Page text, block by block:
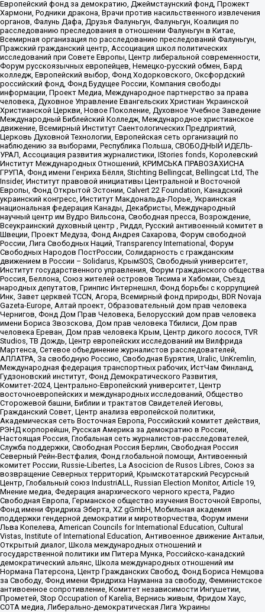
Европейский фонд за демократию, Джеймстаунский фонд, Прожект
Хармони, Родники дракона, Врачи против насильственного извлечения
органов, Фалунь Дафа, Друзья Фалуньгун, Фалуньгун, Коалиция по
расследованию преследования в отношении Фалуньгун в Китае,
Всемирная организация по расследованию преследований Фалуньгун,
Пражский гражданский центр, Ассоциация школ политических
исследований при Совете Европы, Центр либеральной современности,
Форум русскоязычных европейцев, Немецко-русский обмен, Бард
колледж, Европейский выбор, Фонд Ходорковского, Оксфордский
российский фонд, Фонд Будущее России, Компания свободы
информации, Проект Медиа, Международное партнерство за права
человека, Духовное Управление Евангельских Христиан Украинской
Христианской Церкви, Новое Поколение, Духовное Учебное Заведение
Международный Библейский Колледж, Международное христианское
движение, Всемирный Институт Саентологических Предприятий,
Церковь Духовной Технологии, Европейская сеть организаций по
наблюдению за выборами, Республика Польша, СВОБОДНЫЙ ИДЕЛЬ-
УРАЛ, Ассоциация развития журналистики, IStories fonds, Королевский
Институт Международных Отношений, КРИМСЬКА ПРАВОЗАХИСНА
ГРУПА, Фонд имени Генриха Бёлля, Stichting Bellingcat, Bellingcat Ltd, The
Insider, Институт правовой инициативы Центральной и Восточной
Европы, Фонд Открытой Эстонии, Calvert 22 Foundation, Канадский
украинский конгресс, Институт Макдональда-Лорье, Украинская
национальная федерация Канады, Декабристы, Международный
научный центр им Вудро Вильсона, Свободная пресса, Возрождение,
Всеукраинский духовный центр , Риддл, Русский антивоенный комитет в
Швеции, Проект Медуза, Фонд Андрея Сахарова, Форум свободной
России, Лига Свободных Наций, Transparеncy International, Форум
Свободных Народов ПостРоссии, Солидарность с гражданским
движением в России – Solidarus, КрымSOS, Свободный университет,
Институт государственного управления, Форум гражданского общества
Россия, Беллона, Союз жителей островов Тисима и Хабомаи, Съезд
народных депутатов, Гринпис Интернешнл, Фонд борьбы с коррупцией
Инк, Завет церквей TCCN, Агора, Всемирный фонд природы, BDR Novaja
Gazeta-Europe, Алтай проект, Образовательный дом прав человека
Чернигов, Фонд Дом Прав Человека, Белорусский дом прав человека
имени Бориса Звозскова, Дом прав человека Тбилиси, Дом прав
человека Ереван, Дом прав человека Крым, Центр дикого лосося, TVR
Studios, ТВ Дождь, Центр европейских исследований им Вилфрида
Мартенса, Сетевое объединение журналистов расследователей,
АЛЛАТРА, За свободную Россию, Свободная Бурятия, Uralic, UnKremlin,
Международная федерация транспортных рабочих, ИстЧам Финланд,
Гудзоновский институт, Фонд Демократического Развития,
Комитет-2024, Центрально-Европейский университет, Центр
восточноевропейских и международных исследований, Общество
Сторожевой башни, Библии и трактатов Свидетелей Иеговы,
Гражданский Совет, Центр анализа европейской политики,
Академическая сеть Восточная Европа, Российский комитет действия,
РЭНД корпорейшн, Русская Америка за демократию в России,
Настоящая Россия, Глобальная сеть журналистов-расследователей,
Служба поддержки, Свободная Россия Берлин, Свободная Россия
Северный Рейн-Вестфалия, Фонд глобальной помощи, Антивоенный
комитет России, Russie-Libertes, La Asocicion de Rusos Libres, Союз за
возвращение Северных территорий, Крымскотатарский Ресурсный
Центр, Глобальный союз IndustriALL, Russian Election Monitor, Article 19,
Мнение медиа, Федерация анархического черного креста, Радио
Свободная Европа, Германское общество изучения Восточной Европы,
Фонд имени Фридриха Эберта, XZ gGmbH, Мобильная академия
поддержки гендерной демократии и миротворчества, Форум имени
Льва Копелева, American Councils for International Education, Cultural
Vistas, Institute of International Education, Антивоенное движение Антальи,
Открытый диалог, Школа международных отношений и
государственной политики им Питера Мунка, Российско-канадский
демократический альянс, Школа международных отношений им
Нормана Патерсона, Центр Гражданских Свобод, Фонд Бориса Немцова
за Свободу, Фонд имени Фридриха Науманна за свободу, Феминистское
антивоенное сопротивление, Комитет независимости Ингушетии,
Прометей, Stop Occupation of Karelia, Вернись живым, Фридом Хаус,
СОТА медиа, Либерально-демократическая Лига Украины